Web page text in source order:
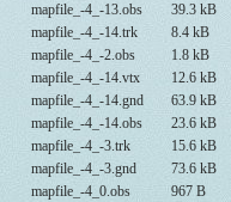
mapfile_-4_-13.obs
39.3 kB
mapfile_-4_-14.trk
8.4 kB
mapfile_-4_-2.obs
1.8 kB
mapfile_-4_-14.vtx
12.6 kB
mapfile_-4_-14.gnd
63.9 kB
mapfile_-4_-14.obs
23.6 kB
mapfile_-4_-3.trk
15.6 kB
mapfile_-4_-3.gnd
73.6 kB
mapfile_-4_0.obs
967 B